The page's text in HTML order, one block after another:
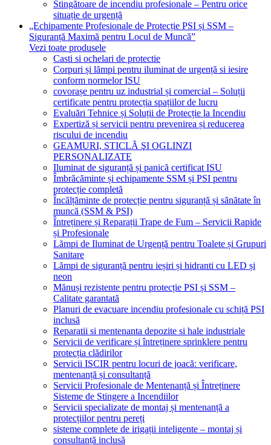
Stingătoare de incendiu profesionale – Pentru orice
situație de urgență
„Echipamente Profesionale de Protecție PSI și SSM –
Siguranță Maximă pentru Locul de Muncă”
Vezi toate produsele
Casti si ochelari de protectie
Corpuri și lămpi pentru iluminat de urgență si iesire
conform normelor ISU
covorașe pentru uz industrial și comercial – Soluții
certificate pentru protecția spațiilor de lucru
Evaluări Tehnice și Soluții de Protecție la Incendiu
Expertiză și servicii pentru prevenirea și reducerea
riscului de incendiu
GEAMURI, STICLĂ ŞI OGLINZI
PERSONALIZATE
Iluminat de siguranță și panică certificat ISU
Îmbrăcăminte și echipamente SSM și PSI pentru
protecție completă
Încălțăminte de protecție pentru siguranță și sănătate în
muncă (SSM & PSI)
Întreținere și Reparații Trape de Fum – Servicii Rapide
și Profesionale
Lămpi de Iluminat de Urgență pentru Toalete și Grupuri
Sanitare
Lămpi de siguranță pentru ieșiri și hidranti cu LED și
neon
Mănuși rezistente pentru protecție PSI și SSM –
Calitate garantată
Planuri de evacuare incendiu profesionale cu schiță PSI
inclusă
Reparatii si mentenanta depozite si hale industriale
Servicii de verificare și întreținere sprinklere pentru
protecția clădirilor
Servicii ISCIR pentru locuri de joacă: verificare,
mentenanță și consultanță
Servicii Profesionale de Mentenanță și Întreținere
Sisteme de Stingere a Incendiilor
Servicii specializate de montaj și mentenanță a
protecțiilor pentru pereți
sisteme complete de irigații inteligente – montaj și
consultanță inclusă